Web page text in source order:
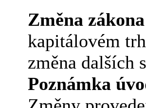
Změna
kapitálovém
změna dalších
Poznámka